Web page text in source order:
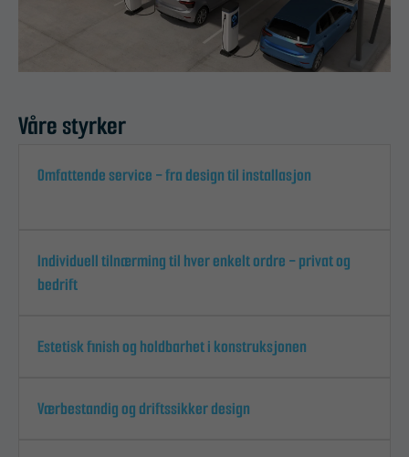
Våre styrker
Omfattende service - fra design til installasjon
Individuell tilnærming til hver enkelt ordre - privat og
bedrift
Estetisk finish og holdbarhet i konstruksjonen
Værbestandig og driftssikker design